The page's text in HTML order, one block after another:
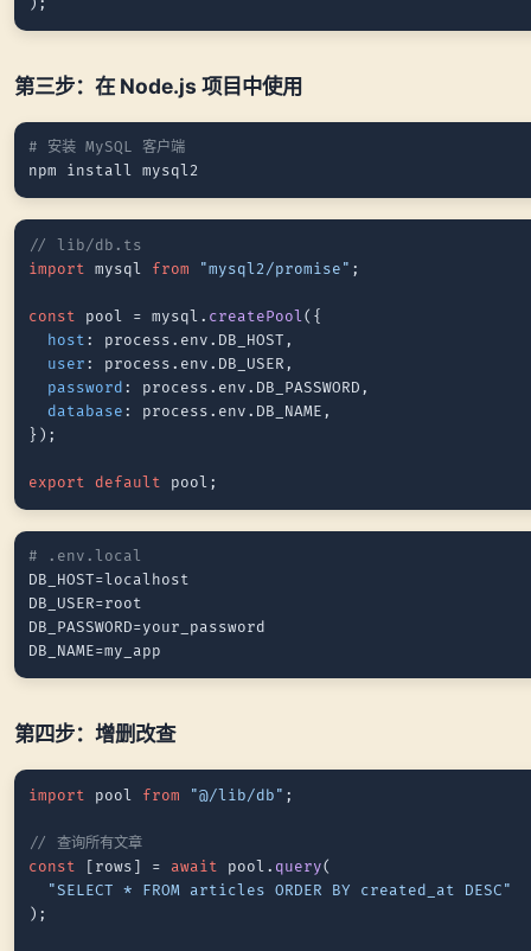
第三步：在 Node.js 项目中使用
# 安装 MySQL 客户端
// lib/db.ts
import mysql from "mysql2/promise" ;
const pool = mysql. createPool({
host : process. env . DB_HOST ,
user : process. env . DB_USER ,
password : process. env . DB_PASSWORD ,
database : process. env . DB_NAME ,
});
export default
# .env.local
DB_HOST=localhost
DB_USER=root
DB_PASSWORD=your_password
第四步：增删改查
import pool from "@/lib/db" ;
// 查询所有文章
const [rows] = await pool. query(
"SELECT * FROM articles ORDER BY created_at DESC"
);